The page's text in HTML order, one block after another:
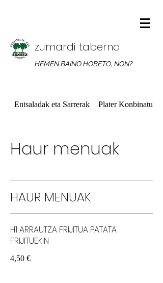
zumardi taberna
HEMEN BAINO HOBETO, NON?
Entsaladak eta Sarrerak Plater Konbinatuak
Haur menuak
HAUR MENUAK
H1 ARRAUTZA FRIJITUA PATATA
FRIJITUEKIN
4,50 €